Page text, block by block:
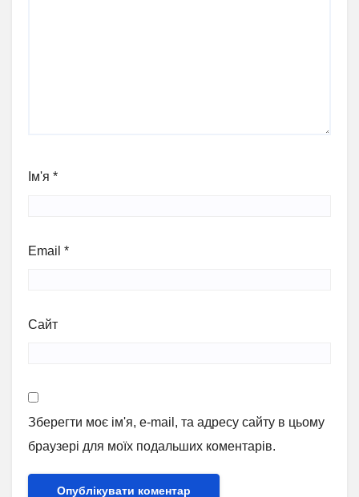
Ім'я *
Email *
Сайт
Зберегти моє ім'я, e-mail, та адресу сайту в цьому
браузері для моїх подальших коментарів.